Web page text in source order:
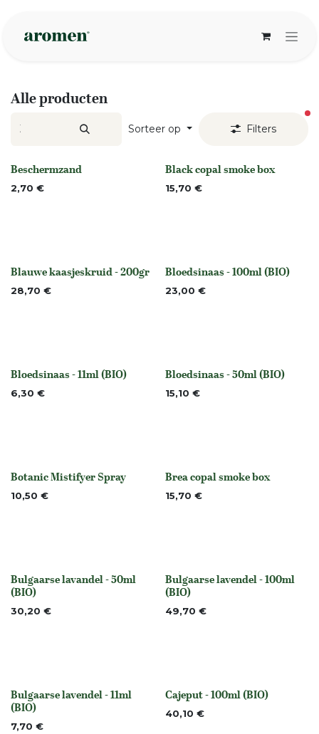
Alle producten
Sorteer op Filters
None
Beschermzand
2,70 € Niet op voorraad
Black copal smoke box
15,70 €
None
Blauwe kaasjeskruid - 200gr
28,70 € None
Bloedsinaas - 100ml (BIO)
23,00 €
None
Bloedsinaas - 11ml (BIO)
6,30 € None
Bloedsinaas - 50ml (BIO)
15,10 €
None
Botanic Mistifyer Spray
10,50 € Niet op voorraad
Brea copal smoke box
15,70 €
None
Bulgaarse lavandel - 50ml
(BIO)
30,20 €
None
Bulgaarse lavendel - 100ml
(BIO)
49,70 €
None
Bulgaarse lavendel - 11ml
(BIO)
7,70 €
None
Cajeput - 100ml (BIO)
40,10 €